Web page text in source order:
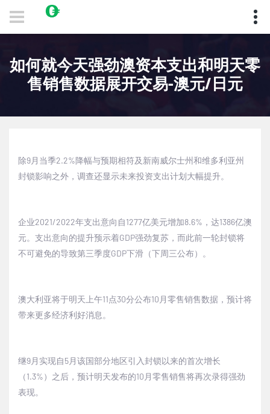
如何就今天强劲澳资本支出和明天零
售销售数据展开交易-澳元/日元
除9月当季2.2%降幅与预期相符及新南威尔士州和维多利亚州
封锁影响之外，调查还显示未来投资支出计划大幅提升。
企业2021/2022年支出意向自1277亿美元增加8.6%，达1386亿澳
元。支出意向的提升预示着GDP强劲复苏，而此前一轮封锁将
不可避免的导致第三季度GDP下滑（下周三公布）。
澳大利亚将于明天上午11点30分公布10月零售销售数据，预计将
带来更多经济利好消息。
继9月实现自5月该国部分地区引入封锁以来的首次增长
（1.3%）之后，预计明天发布的10月零售销售将再次录得强劲
表现。